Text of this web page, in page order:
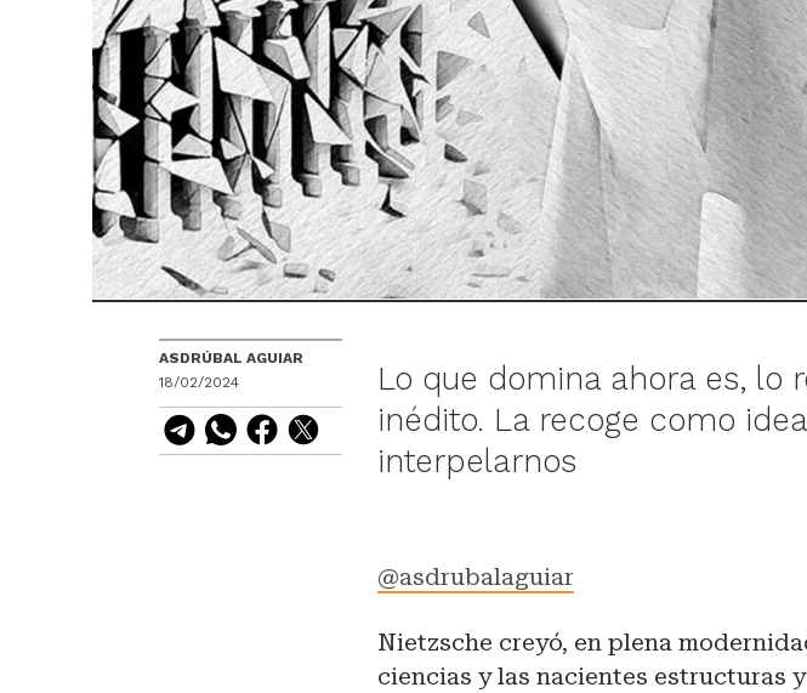
ASDRÚBAL AGUIAR
18/02/2024
Lo que domina ahora es, lo
inédito. La recoge como
interpelarnos
@asdrubalaguiar
Nietzsche creyó, en plena
ciencias y las nacientes estructuras